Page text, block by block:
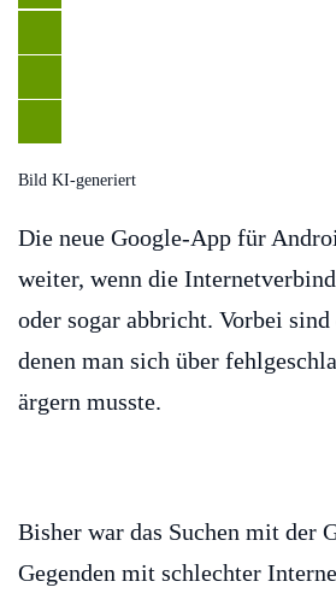
Bild KI-generiert
Die neue Google-App für
weiter, wenn die
oder sogar abbricht. Vorbei
denen man sich über
ärgern musste.
Bisher war das Suchen mit der
Gegenden mit schlechter